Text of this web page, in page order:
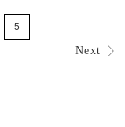
5
Next